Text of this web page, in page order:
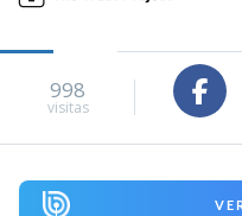
998
visitas